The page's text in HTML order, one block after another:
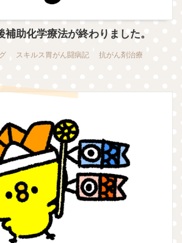
補助化学療法が終わりました。
スキルス胃がん闘病記 抗がん剤治療